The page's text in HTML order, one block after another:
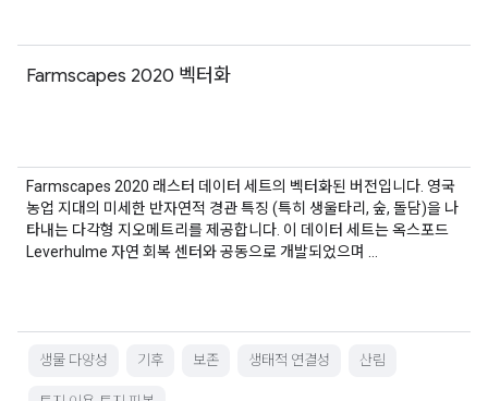
Farmscapes 2020 벡터화
Farmscapes 2020 래스터 데이터 세트의 벡터화된 버전입니다. 영국
농업 지대의 미세한 반자연적 경관 특징 (특히 생울타리, 숲, 돌담)을 나
타내는 다각형 지오메트리를 제공합니다. 이 데이터 세트는 옥스포드
Leverhulme 자연 회복 센터와 공동으로 개발되었으며 …
생물 다양성 기후 보존 생태적 연결성 산림